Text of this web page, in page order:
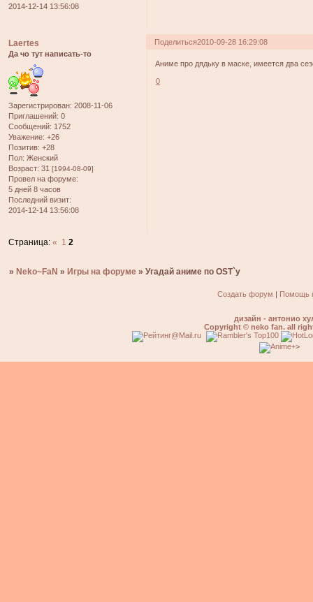
2014-12-14 13:56:08
Поделиться2010-09-28 16:29:08
Laertes
Да чо тут написать-то
Зарегистрирован: 2008-11-06
Приглашений: 0
Сообщений: 1752
Уважение: +26
Позитив: +28
Пол: Женский
Возраст: 31 [1994-08-09]
Провел на форуме:
5 дней 8 часов
Последний визит:
2014-12-14 13:56:08
Аниме про дядьку в маске, имеется два
0
Страница:« 1 2
» Neko~FaN » Игры на форуме »Угадай аниме по OST`у
Создать форум | Помощь
дизайн - антонио
Copyright © neko fan. all
>